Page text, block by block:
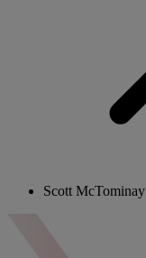
Scott McTominay